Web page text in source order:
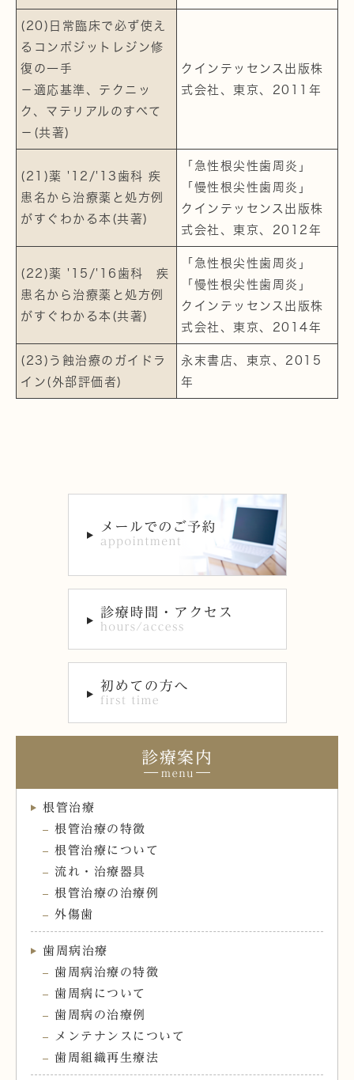
(20)日常臨床で必ず使え
るコンポジットレジン修
復の一手
－適応基準、テクニッ
ク、マテリアルのすべて
－(共著)
クインテッセンス出版株
式会社、東京、2011年
(21)薬 '12/'13歯科 疾
患名から治療薬と処方例
がすぐわかる本(共著)
「急性根尖性歯周炎」
「慢性根尖性歯周炎」
クインテッセンス出版株
式会社、東京、2012年
(22)薬 '15/'16歯科 疾
患名から治療薬と処方例
がすぐわかる本(共著)
「急性根尖性歯周炎」
「慢性根尖性歯周炎」
クインテッセンス出版株
式会社、東京、2014年
(23)う蝕治療のガイドラ
イン(外部評価者)
永末書店、東京、2015
年
診療案内
根管治療
根管治療の特徴
根管治療について
流れ・治療器具
根管治療の治療例
外傷歯
歯周病治療
歯周病治療の特徴
歯周病について
歯周病の治療例
メンテナンスについて
歯周組織再生療法